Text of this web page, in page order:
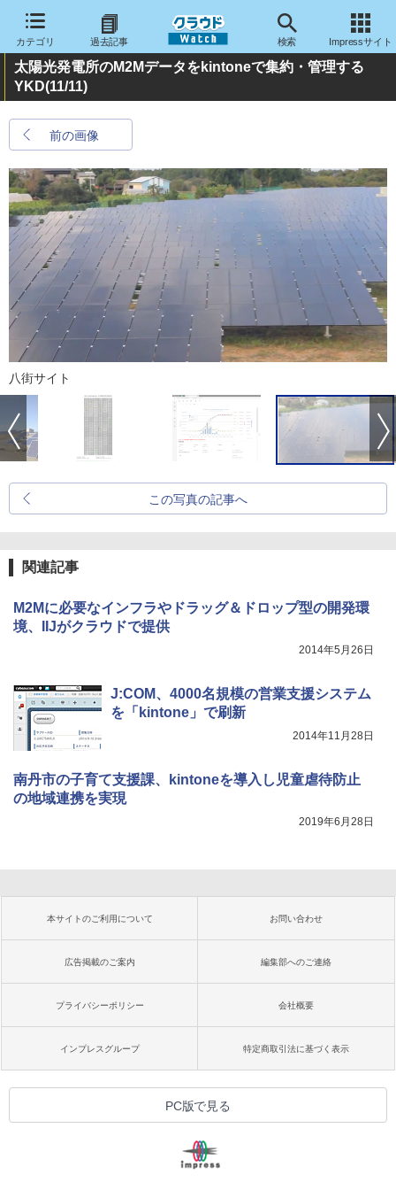
カテゴリ 過去記事 検索 Impressサイト
太陽光発電所のM2Mデータをkintoneで集約・管理する
YKD(11/11)
前の画像
八街サイト
この写真の記事へ
関連記事
M2Mに必要なインフラやドラッグ＆ドロップ型の開発環
境、IIJがクラウドで提供
2014年5月26日
J:COM、4000名規模の営業支援システム
を「kintone」で刷新
2014年11月28日
南丹市の子育て支援課、kintoneを導入し児童虐待防止
の地域連携を実現
2019年6月28日
本サイトのご利用について お問い合わせ
広告掲載のご案内 編集部へのご連絡
プライバシーポリシー 会社概要
インプレスグループ 特定商取引法に基づく表示
PC版で見る